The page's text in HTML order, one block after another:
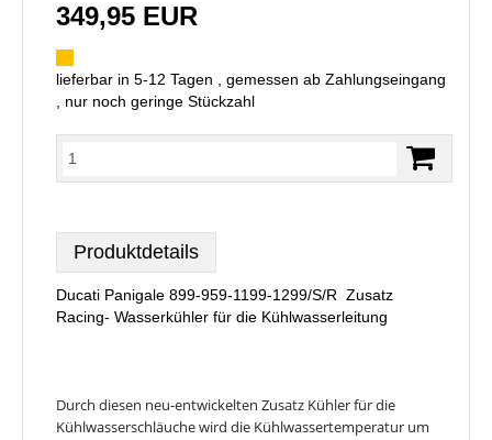
349,95 EUR
lieferbar in 5-12 Tagen , gemessen ab Zahlungseingang
, nur noch geringe Stückzahl
Produktdetails
Ducati Panigale 899-959-1199-1299/S/R Zusatz
Racing- Wasserkühler für die Kühlwasserleitung
Durch diesen neu-entwickelten Zusatz Kühler für die
Kühlwasserschläuche wird die Kühlwassertemperatur um